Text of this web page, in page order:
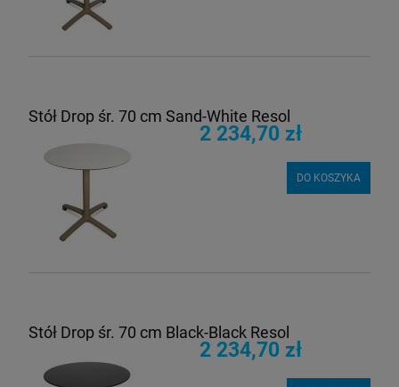
Stół Drop śr. 70 cm Sand-White Resol
2 234,70 zł
DO KOSZYKA
Stół Drop śr. 70 cm Black-Black Resol
2 234,70 zł